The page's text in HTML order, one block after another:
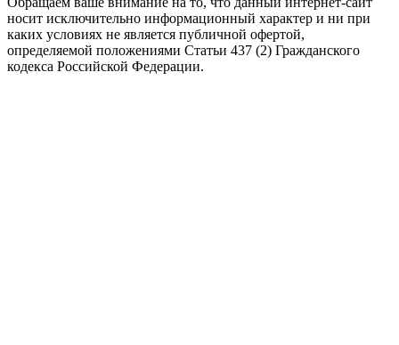
носит исключительно информационный характер и ни при
каких условиях не является публичной офертой,
определяемой положениями Статьи 437 (2) Гражданского
кодекса Российской Федерации.